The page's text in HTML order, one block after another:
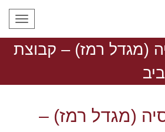
(מגדל רמז) – קבוצת
(מגדל רמז) –